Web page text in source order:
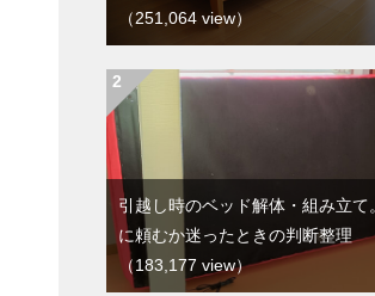
（251,064 view）
引越し時のベッド解体・組み立て
に頼むか迷ったときの判断整理
（183,177 view）